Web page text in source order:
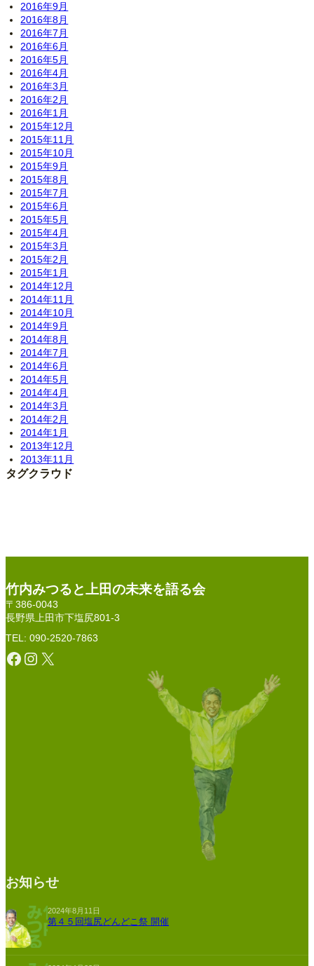
2016年9月
2016年8月
2016年7月
2016年6月
2016年5月
2016年4月
2016年3月
2016年2月
2016年1月
2015年12月
2015年11月
2015年10月
2015年9月
2015年8月
2015年7月
2015年6月
2015年5月
2015年4月
2015年3月
2015年2月
2015年1月
2014年12月
2014年11月
2014年10月
2014年9月
2014年8月
2014年7月
2014年6月
2014年5月
2014年4月
2014年3月
2014年2月
2014年1月
2013年12月
2013年11月
タグクラウド
竹内みつると上田の未来を語る会
〒386-0043
長野県上田市下塩尻801-3
TEL: 090-2520-7863
Facebook Instagram X
お知らせ
2024年8月11日
第４５回塩尻どんどこ祭 開催